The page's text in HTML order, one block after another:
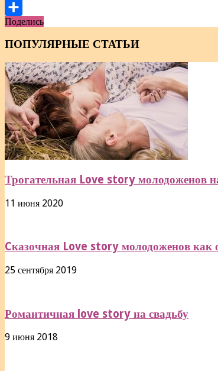
Viber
Отправить
Поделись
ПОПУЛЯРНЫЕ СТАТЬИ
Трогательная Love story молодоженов
11 июня 2020
Cказочная Love story молодоженов как
25 сентября 2019
Романтичная love story на свадьбу
9 июня 2018